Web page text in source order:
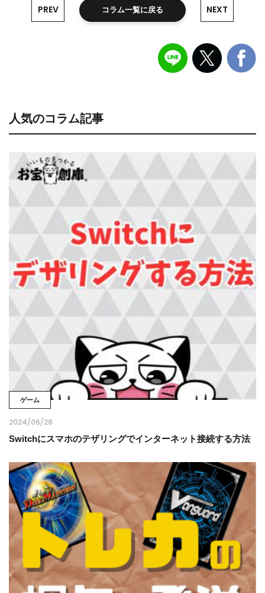
PREV コラム一覧に戻る NEXT
人気のコラム記事
ゲーム
2024/06/28
Switchにスマホのテザリングでインターネット接続する方法